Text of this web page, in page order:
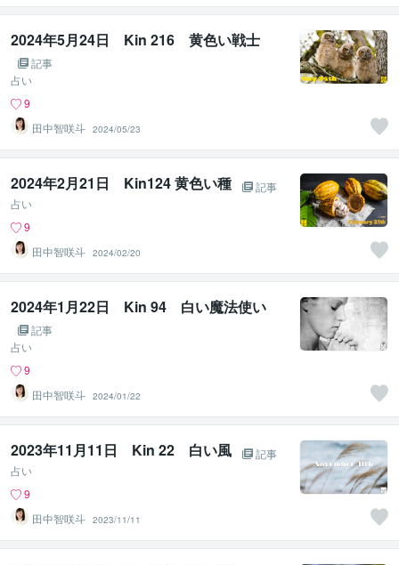
2024年5月24日 Kin 216 黄色い戦士
記事
占い
9
田中智咲斗 2024/05/23
2024年2月21日 Kin124 黄色い種
記事
占い
9
田中智咲斗 2024/02/20
2024年1月22日 Kin 94 白い魔法使い
記事
占い
9
田中智咲斗 2024/01/22
2023年11月11日 Kin 22 白い風
記事
占い
9
田中智咲斗 2023/11/11